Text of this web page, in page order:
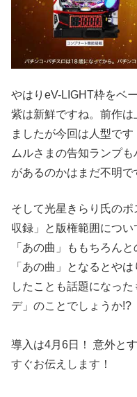
やはりeV-LIGHT枠をベ
紫は新鮮ですね。 前作は
ましたが今回は人型で
ムルさまの告知ランプ
があるのかはまだ不明で
そして光星きらり氏の
収録」と版権範囲につ
「あの曲」ももちろん
「あの曲」となるとや
したことも話題になっ
デ」のことでしょうか!?
導入は4月6日！ 意外と
すぐお伝えします！